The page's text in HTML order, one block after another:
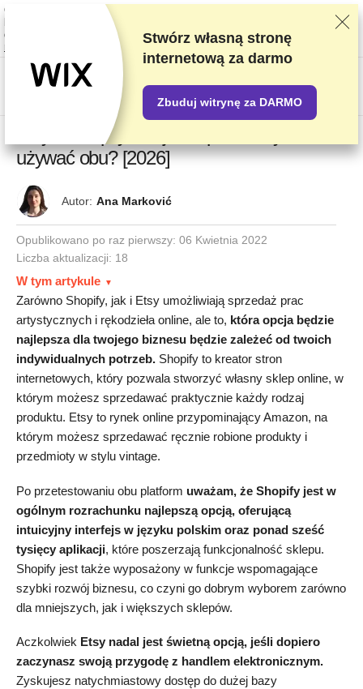
Oceniamy dostawców w oparciu o rygorystyczne testy i badania, ale także
bierzemy pod uwagę opinie użytkowników i nasze umowy handlowe z
dostawcami. Ta strona zawiera linki partnerskie.Oświadczenie dotyczące
reklam
US$
Etsy a Shopify: Co jest lepsze i czy można
używać obu? [2026]
Autor: Ana Marković
Opublikowano po raz pierwszy: 06 Kwietnia 2022
Liczba aktualizacji: 18
W tym artykule
Zarówno Shopify, jak i Etsy umożliwiają sprzedaż prac
artystycznych i rękodzieła online, ale to, która opcja będzie
najlepsza dla twojego biznesu będzie zależeć od twoich
indywidualnych potrzeb. Shopify to kreator stron
internetowych, który pozwala stworzyć własny sklep online, w
którym możesz sprzedawać praktycznie każdy rodzaj
produktu. Etsy to rynek online przypominający Amazon, na
którym możesz sprzedawać ręcznie robione produkty i
przedmioty w stylu vintage.
Po przetestowaniu obu platform uważam, że Shopify jest w
ogólnym rozrachunku najlepszą opcją, oferującą
intuicyjny interfejs w języku polskim oraz ponad sześć
tysięcy aplikacji, które poszerzają funkcjonalność sklepu.
Shopify jest także wyposażony w funkcje wspomagające
szybki rozwój biznesu, co czyni go dobrym wyborem zarówno
dla mniejszych, jak i większych sklepów.
Aczkolwiek Etsy nadal jest świetną opcją, jeśli dopiero
zaczynasz swoją przygodę z handlem elektronicznym.
Zyskujesz natychmiastowy dostęp do dużej bazy
Stwórz własną stronę
internetową za darmo
Zbuduj witrynę za DARMO